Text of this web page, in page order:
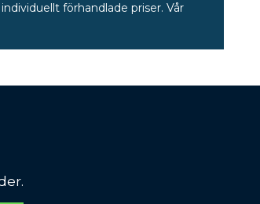
förhandlade priser. Vår